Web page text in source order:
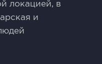
локацией, в
и